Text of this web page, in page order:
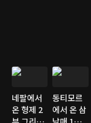
네팔에서
온 형제 2
동티모르
에서 온 삼